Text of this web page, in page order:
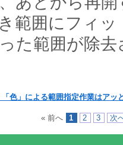
範囲にフィ
た範囲が除
「色」による範囲指定作業はア
« 前へ 1 2 3 次